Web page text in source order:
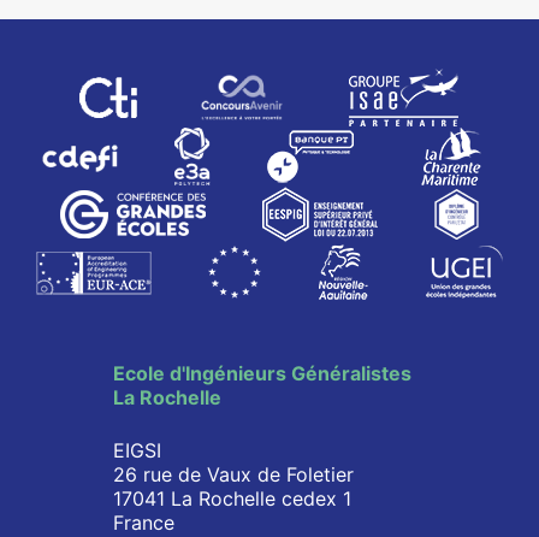
Ecole d'Ingénieurs Généralistes
La Rochelle
EIGSI
26 rue de Vaux de Foletier
17041 La Rochelle cedex 1
France